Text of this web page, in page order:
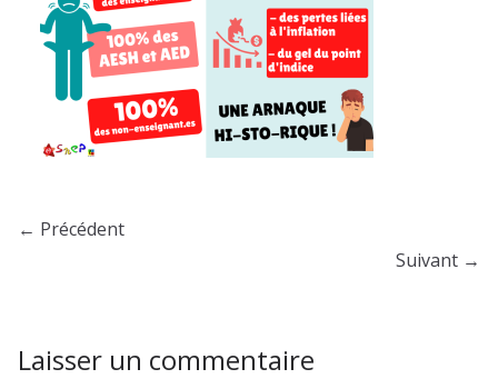
← Précédent
Suivant →
Laisser un commentaire